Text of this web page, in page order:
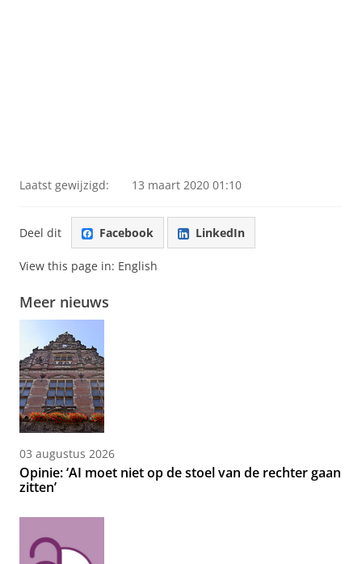
Laatst gewijzigd: 13 maart 2020 01:10
Deel dit Facebook LinkedIn
View this page in: English
Meer nieuws
03 augustus 2026
Opinie: ‘AI moet niet op de stoel van de rechter gaan
zitten’